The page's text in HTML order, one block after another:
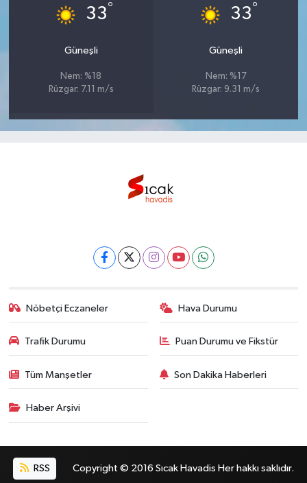
33°
Güneşli
Nem: %18
Rüzgar: 7.11 m/s
33°
Güneşli
Nem: %17
Rüzgar: 9.31 m/s
Nöbetçi Eczaneler Hava Durumu
Trafik Durumu Puan Durumu ve Fikstür
Tüm Manşetler Son Dakika Haberleri
Haber Arşivi
RSS Copyright © 2016 Sıcak Havadis Her hakkı saklıdır.